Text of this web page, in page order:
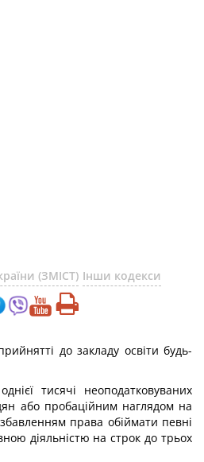
(ЗМІСТ) Інши кодекси
до закладу освіти будь-
тисячі неоподатковуваних
або пробаційним наглядом на
права обіймати певні
діяльністю на строк до трьох